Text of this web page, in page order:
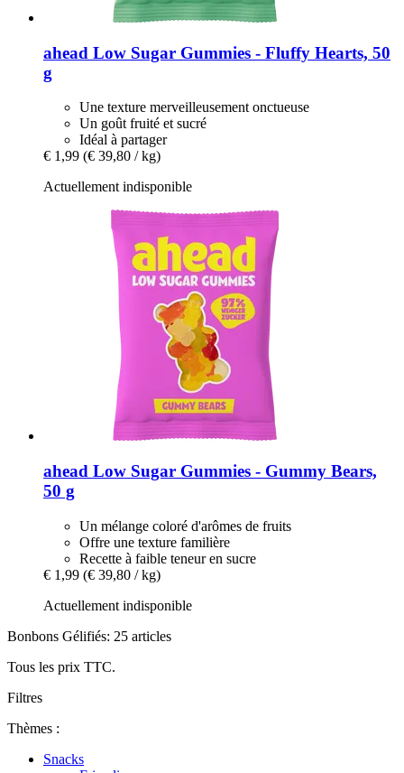
ahead Low Sugar Gummies -​ Fluffy Hearts, 50
g
Une texture merveilleusement onctueuse
Un goût fruité et sucré
Idéal à partager
€ 1,99 (€ 39,80 / kg)
Actuellement indisponible
ahead Low Sugar Gummies -​ Gummy Bears,
50 g
Un mélange coloré d'arômes de fruits
Offre une texture familière
Recette à faible teneur en sucre
€ 1,99 (€ 39,80 / kg)
Actuellement indisponible
Bonbons Gélifiés: 25 articles
Tous les prix TTC.
Filtres
Thèmes :
Snacks